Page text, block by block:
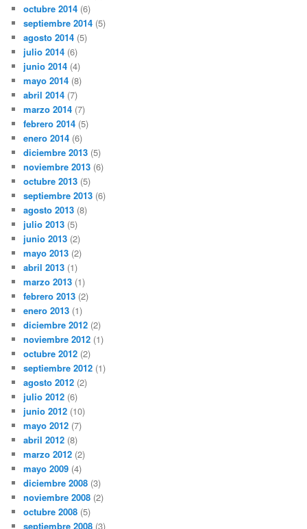
octubre 2014 (6)
septiembre 2014 (5)
agosto 2014 (5)
julio 2014 (6)
junio 2014 (4)
mayo 2014 (8)
abril 2014 (7)
marzo 2014 (7)
febrero 2014 (5)
enero 2014 (6)
diciembre 2013 (5)
noviembre 2013 (6)
octubre 2013 (5)
septiembre 2013 (6)
agosto 2013 (8)
julio 2013 (5)
junio 2013 (2)
mayo 2013 (2)
abril 2013 (1)
marzo 2013 (1)
febrero 2013 (2)
enero 2013 (1)
diciembre 2012 (2)
noviembre 2012 (1)
octubre 2012 (2)
septiembre 2012 (1)
agosto 2012 (2)
julio 2012 (6)
junio 2012 (10)
mayo 2012 (7)
abril 2012 (8)
marzo 2012 (2)
mayo 2009 (4)
diciembre 2008 (3)
noviembre 2008 (2)
octubre 2008 (5)
septiembre 2008 (3)